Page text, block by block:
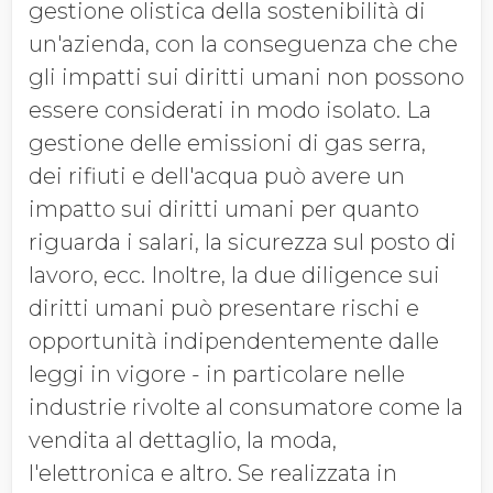
gestione olistica della sostenibilità di
un'azienda, con la conseguenza che che
gli impatti sui diritti umani non possono
essere considerati in modo isolato. La
gestione delle emissioni di gas serra,
dei rifiuti e dell'acqua può avere un
impatto sui diritti umani per quanto
riguarda i salari, la sicurezza sul posto di
lavoro, ecc. Inoltre, la due diligence sui
diritti umani può presentare rischi e
opportunità indipendentemente dalle
leggi in vigore - in particolare nelle
industrie rivolte al consumatore come la
vendita al dettaglio, la moda,
l'elettronica e altro. Se realizzata in